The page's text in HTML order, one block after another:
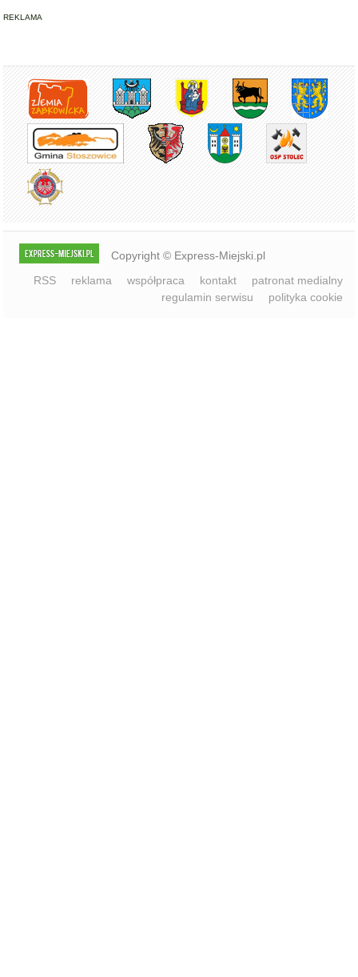
REKLAMA
Copyright © Express-Miejski.pl
RSS
reklama współpraca kontakt
patronat medialny
regulamin serwisu
polityka cookie